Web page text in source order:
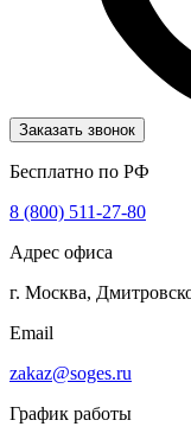
Заказать звонок
Бесплатно по РФ
8 (800) 511-27-80
Адрес офиса
г. Москва,
Email
zakaz@soges.ru
График работы